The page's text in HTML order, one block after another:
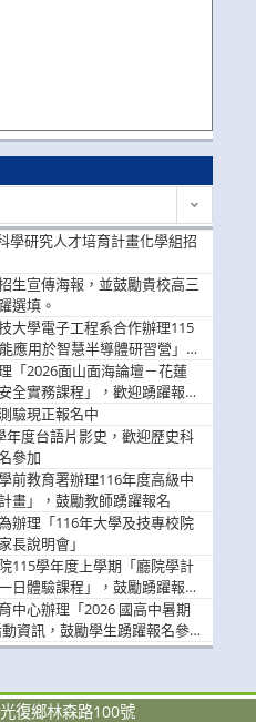
學研究人才培育計畫化學組招
生宣傳海報，並鼓勵貴校高三
選填。
大學電子工程系合作辦理115
應用於智慧半導體研習營」，
「2026面山面海論壇－花蓮
全實務課程」，歡迎踴躍報名
驗現正報名中
度台語片影史，歡迎歷史科
參加
前教育署辦理116年度高級中
畫」，鼓勵教師踴躍報名
辦理「116年大學及技專校院
長說明會」
115學年度上學期「廳院學計
體驗課程」，鼓勵踴躍報名
中心辦理「2026 國高中暑期
資訊，鼓勵學生踴躍報名參
復鄉林森路100號